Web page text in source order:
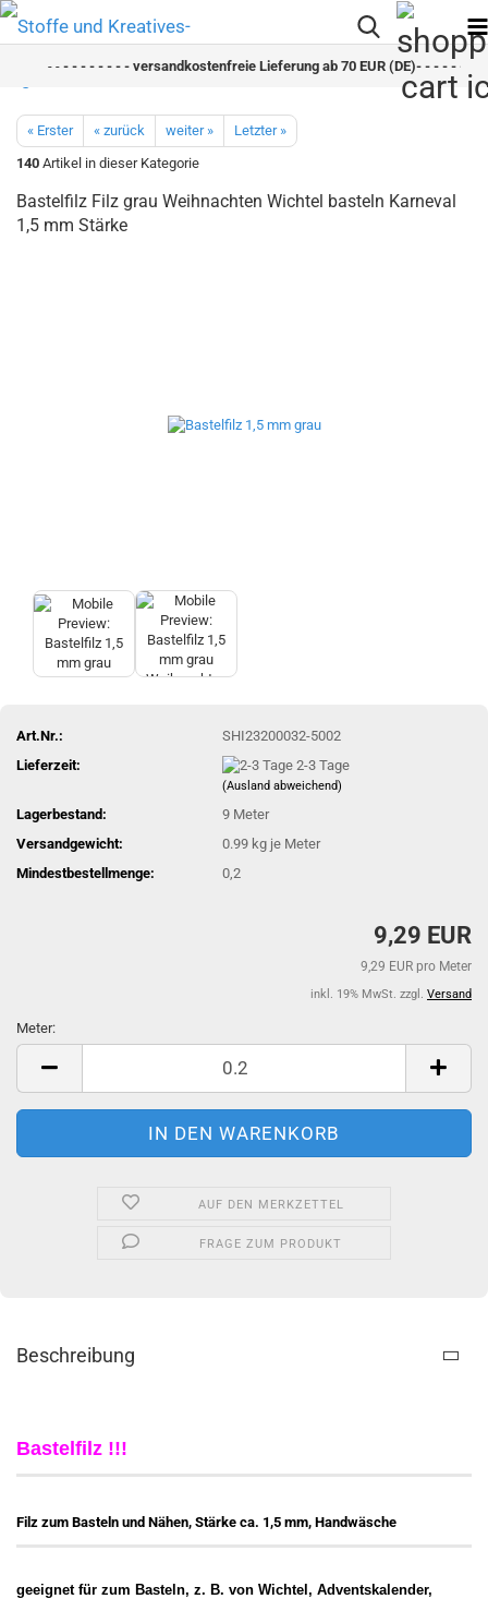
- - - - - - - - versandkostenfreie Lieferung ab 70 EUR (DE)- - - - - - - -
« Erster « zurück weiter »
Letzter »
140 Artikel in dieser Kategorie
Bastelfilz Filz grau Weihnachten Wichtel basteln Karneval
1,5 mm Stärke
Art.Nr.:
SHI23200032-5002
Lieferzeit:
2-3 Tage
(Ausland abweichend)
Lagerbestand: 9 Meter
Versandgewicht:
0.99 kg je Meter
Mindestbestellmenge:
0,2
9,29 EUR
9,29 EUR pro Meter
inkl. 19% MwSt. zzgl. Versand
Meter:
Meter
AUF DEN MERKZETTEL
FRAGE ZUM PRODUKT
Beschreibung
Bastelfilz !!!
Filz zum Basteln und Nähen, Stärke ca. 1,5 mm, Handwäsche
geeignet für zum Basteln, z. B. von Wichtel, Adventskalender,